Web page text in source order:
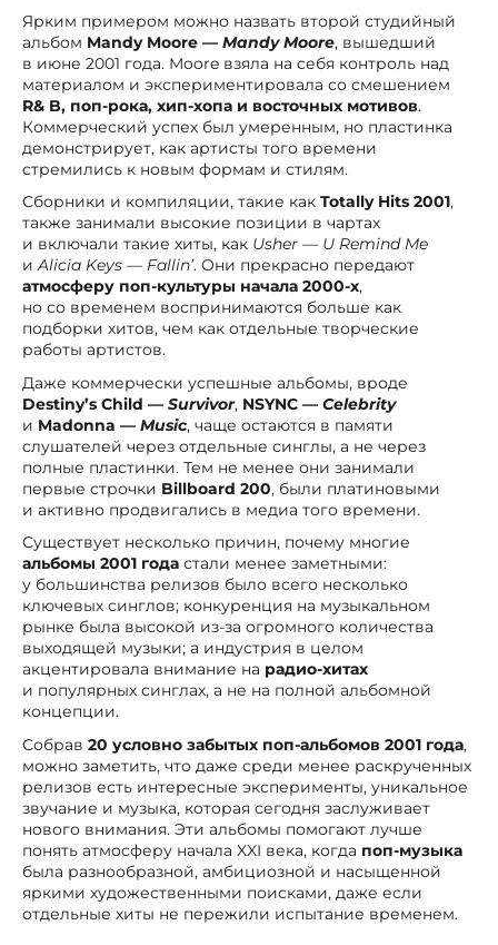
Ярким примером можно назвать второй студийный
альбом Mandy Moore — Mandy Moore, вышедший
в июне 2001 года. Moore взяла на себя контроль над
материалом и экспериментировала со смешением
R& B, поп-рока, хип-хопа и восточных мотивов.
Коммерческий успех был умеренным, но пластинка
демонстрирует, как артисты того времени
стремились к новым формам и стилям.
Сборники и компиляции, такие как Totally Hits 2001,
также занимали высокие позиции в чартах
и включали такие хиты, как Usher — U Remind Me
иAlicia Keys — Fallin’. Они прекрасно передают
атмосферу поп-культуры начала 2000-х,
но со временем воспринимаются больше как
подборки хитов, чем как отдельные творческие
работы артистов.
Даже коммерчески успешные альбомы, вроде
Destiny’s Child — Survivor, NSYNC — Celebrity
и Madonna — Music, чаще остаются в памяти
слушателей через отдельные синглы, а не через
полные пластинки. Тем не менее они занимали
первые строчки Billboard 200, были платиновыми
и активно продвигались в медиа того времени.
Существует несколько причин, почему многие
альбомы 2001 года стали менее заметными:
у большинства релизов было всего несколько
ключевых синглов; конкуренция на музыкальном
рынке была высокой из-за огромного количества
выходящей музыки; а индустрия в целом
акцентировала внимание на радио-хитах
и популярных синглах, а не на полной альбомной
концепции.
Собрав 20 условно забытых поп-альбомов 2001 года,
можно заметить, что даже среди менее раскрученных
релизов есть интересные эксперименты, уникальное
звучание и музыка, которая сегодня заслуживает
нового внимания. Эти альбомы помогают лучше
понять атмосферу начала XXI века, когда поп-музыка
была разнообразной, амбициозной и насыщенной
яркими художественными поисками, даже если
отдельные хиты не пережили испытание временем.